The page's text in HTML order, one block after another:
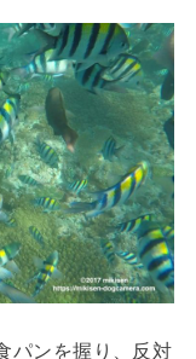
パンを握り、反対